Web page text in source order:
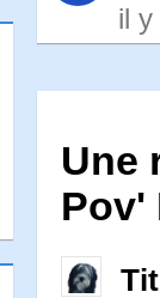
il
Une
Pov'